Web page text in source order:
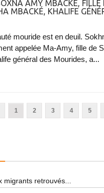
AMY MBACKÉ, FILLE
MBACKÉ, KHALIFE
mouride est en deuil.
appelée Ma-Amy, fille de
général des Mourides, a...
1 2 3 4 5
migrants retrouvés...